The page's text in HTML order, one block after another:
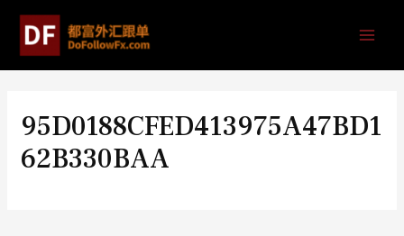
95D0188CFED413975A47BD1
62B330BAA